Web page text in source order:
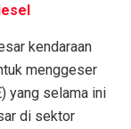
kendaraan
menggeser
yang selama ini
di sektor